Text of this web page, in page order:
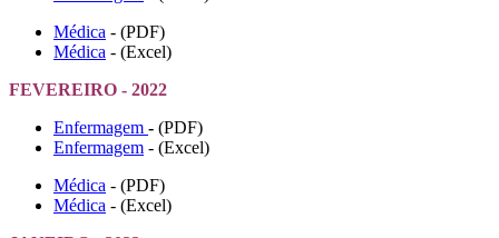
Médica - (PDF)
Médica - (Excel)
FEVEREIRO - 2022
Enfermagem - (PDF)
Enfermagem - (Excel)
Médica - (PDF)
Médica - (Excel)